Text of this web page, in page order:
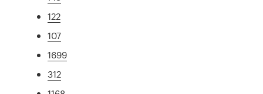
122
107
1699
312